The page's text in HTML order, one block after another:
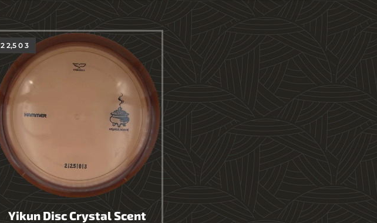
Yikun Disc Crystal Scent
2 2,5 0 3